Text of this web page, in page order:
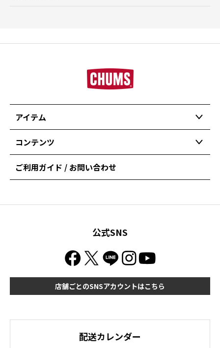
アイテム
コンテンツ
ご利用ガイド / お問い合わせ
公式SNS
店舗ごとのSNSアカウントはこちら
配送カレンダー